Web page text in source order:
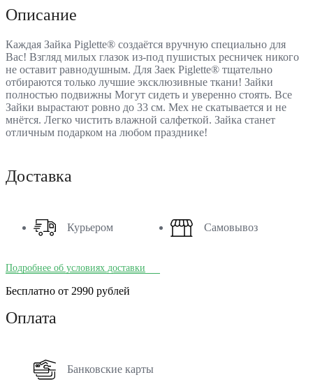
Описание
Каждая Зайка Piglette® создаётся вручную специально для
Вас! Взгляд милых глазок из-под пушистых ресничек никого
не оставит равнодушным. Для Заек Piglette® тщательно
отбираются только лучшие эксклюзивные ткани! Зайки
полностью подвижны Могут сидеть и уверенно стоять. Все
Зайки вырастают ровно до 33 см. Мех не скатывается и не
мнётся. Легко чистить влажной салфеткой. Зайка станет
отличным подарком на любом празднике!
Доставка
Курьером Самовывоз
Подробнее об условиях доставки
Бесплатно от 2990 рублей
Оплата
Банковские карты